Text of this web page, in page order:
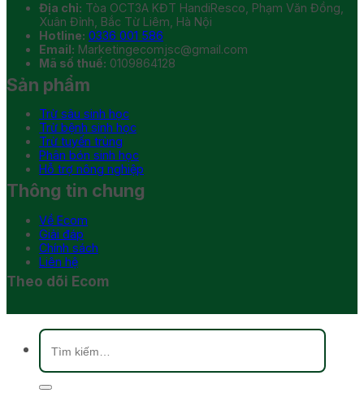
Địa chỉ: Tòa OCT3A KĐT HandiResco, Phạm Văn Đồng,
Xuân Đỉnh, Bắc Từ Liêm, Hà Nội
Hotline: 0336 001 586
Email: Marketingecomjsc@gmail.com
Mã số thuế: 0109864128
Sản phẩm
Trừ sâu sinh học
Trừ bệnh sinh học
Trừ tuyến trùng
Phân bón sinh học
Hỗ trợ nông nghiệp
Thông tin chung
Về Ecom
Giải đáp
Chính sách
Liên hệ
Theo dõi Ecom
Tìm
kiếm: